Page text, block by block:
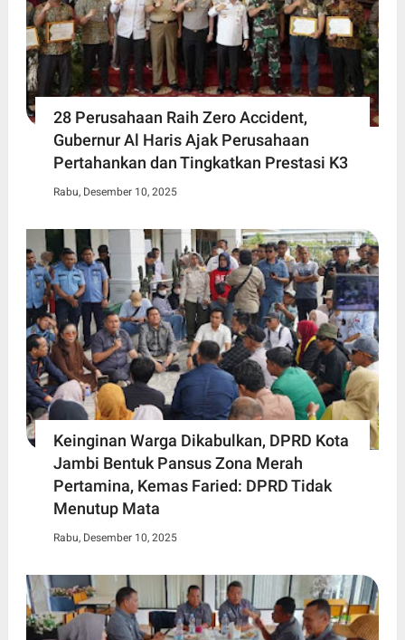
28 Perusahaan Raih Zero Accident,
Gubernur Al Haris Ajak Perusahaan
Pertahankan dan Tingkatkan Prestasi K3
Rabu, Desember 10, 2025
Keinginan Warga Dikabulkan, DPRD Kota
Jambi Bentuk Pansus Zona Merah
Pertamina, Kemas Faried: DPRD Tidak
Menutup Mata
Rabu, Desember 10, 2025